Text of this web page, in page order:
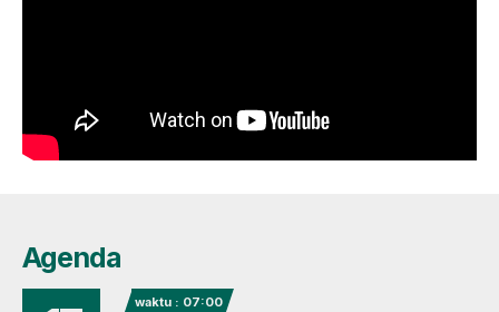
Agenda
waktu : 07:00